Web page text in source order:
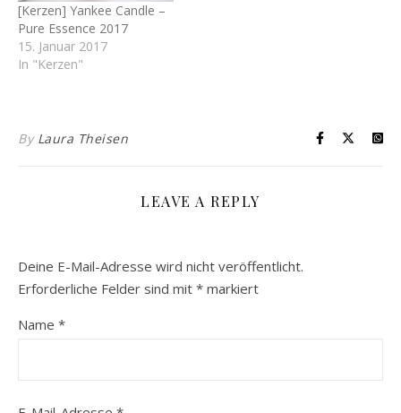
[Kerzen] Yankee Candle –
Pure Essence 2017
15. Januar 2017
In "Kerzen"
By Laura Theisen
LEAVE A REPLY
Deine E-Mail-Adresse wird nicht veröffentlicht.
Erforderliche Felder sind mit * markiert
Name *